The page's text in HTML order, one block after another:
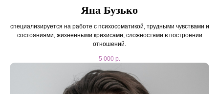
Яна Бузько
cпециализируется на работе с психосоматикой, трудными чувствами и
состояниями, жизненными кризисами, сложностями в построении
отношений.
5 000 р.